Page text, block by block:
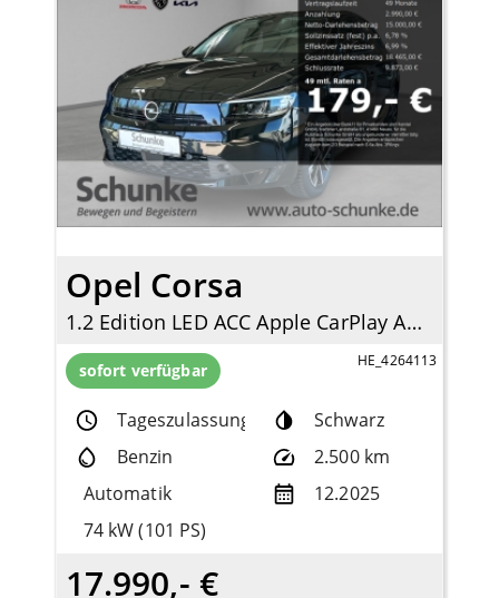
Opel Corsa
1.2 Edition LED ACC Apple CarPlay Android Auto DAB Spurhalteass.
sofort verfügbar HE_4264113
Tageszulassung
Schwarz
Benzin
2.500 km
Automatik
12.2025
74 kW (101 PS)
17.990,- €